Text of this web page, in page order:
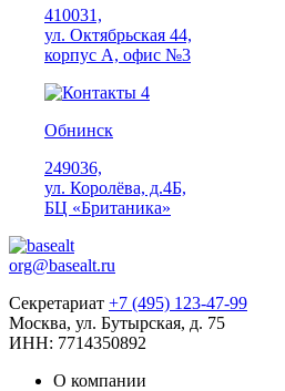
410031,
ул. Октябрьская 44,
корпус А, офис №3
Обнинск
249036,
ул. Королёва, д.4Б,
БЦ «Британика»
org@basealt.ru
Секретариат +7 (495) 123-47-99
Москва, ул. Бутырская, д. 75
ИНН: 7714350892
О компании